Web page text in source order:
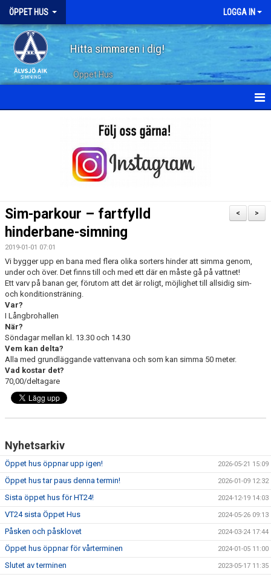
ÖPPET HUS LOGGA IN
Hitta simmaren i dig!
Öppet Hus
>
<
Sim-parkour – fartfylld
hinderbane-simning
2019-01-01 07:01
Vi bygger upp en bana med flera olika sorters hinder att simma genom,
under och över. Det finns till och med ett där en måste gå på vattnet!
Ett varv på banan ger, förutom att det är roligt, möjlighet till allsidig sim-
och konditionsträning.
Var?
I Långbrohallen
När?
Söndagar mellan kl. 13.30 och 14.30
Vem kan delta?
Alla med grundläggande vattenvana och som kan simma 50 meter.
Vad kostar det?
70,00/deltagare
Nyhetsarkiv
Öppet hus öppnar upp igen! 2026-05-21 15:09
Öppet hus tar paus denna termin! 2026-01-09 12:32
Sista öppet hus för HT24! 2024-12-19 14:03
VT24 sista Öppet Hus 2024-05-26 09:13
Påsken och påsklovet 2024-03-24 17:44
Öppet hus öppnar för vårterminen 2024-01-05 11:00
Slutet av terminen 2023-05-17 11:35